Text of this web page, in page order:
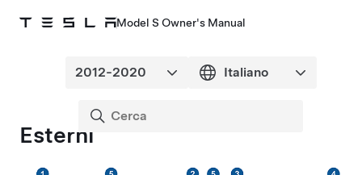
Model S Owner's Manual
Esterni